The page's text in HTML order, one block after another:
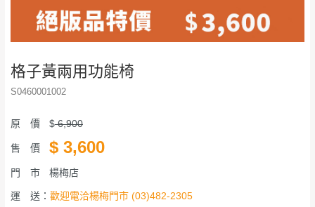
格子黃兩用功能椅
S0460001002
原 價 $6,900
售 價 $ 3,600
門 市 楊梅店
運 送： 歡迎電洽楊梅門市 (03)482-2305